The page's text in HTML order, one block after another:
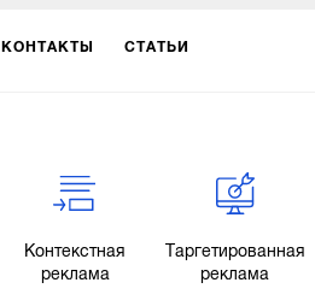
КОНТАКТЫ СТАТЬИ
Контекстная
реклама
Таргетированная
реклама